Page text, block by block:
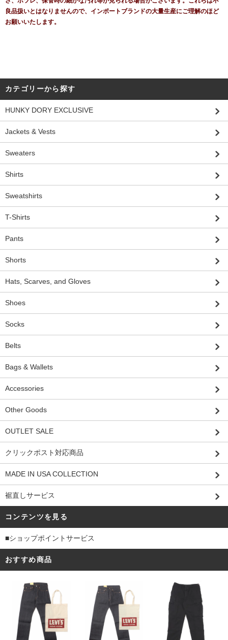
良品扱いとはなりませんので、インポートブランドの大量生産にご理解のほど
お願いいたします。
カテゴリーから探す
HUNKY DORY EXCLUSIVE
Jackets & Vests
Sweaters
Shirts
Sweatshirts
T-Shirts
Pants
Shorts
Hats, Scarves, and Gloves
Shoes
Socks
Belts
Bags & Wallets
Accessories
Other Goods
OUTLET SALE
クリックポスト対応商品
MADE IN USA COLLECTION
裾直しサービス
コンテンツを見る
■ショップポイントサービス
おすすめ商品